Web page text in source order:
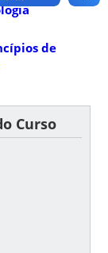
de
Curso